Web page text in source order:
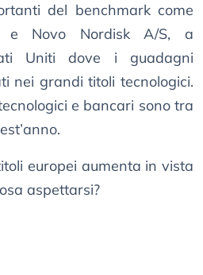
del benchmark come
e Novo Nordisk A/S, a
Uniti dove i guadagni
nei grandi titoli tecnologici.
e bancari sono tra
europei aumenta in vista
aspettarsi?